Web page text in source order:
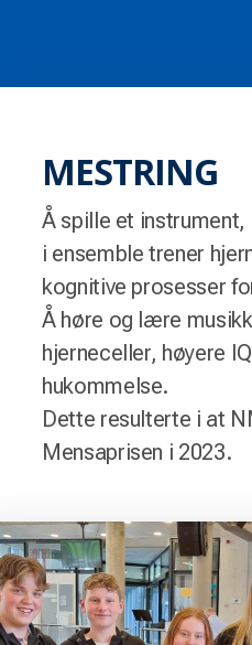
MESTRING
Å spille et
i ensemble trener
kognitive prosesser
Å høre og lære
hjerneceller, høyere
hukommelse.
Dette resulterte i at
Mensaprisen i 2023.